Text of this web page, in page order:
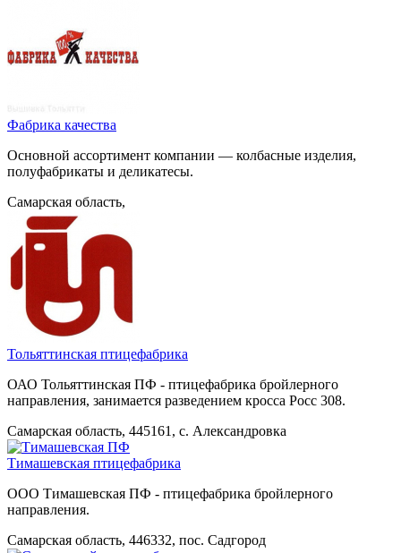
Фабрика качества
Основной ассортимент компании — колбасные изделия,
полуфабрикаты и деликатесы.
Самарская область,
Тольяттинская птицефабрика
ОАО Тольяттинская ПФ - птицефабрика бройлерного
направления, занимается разведением кросса Росс 308.
Самарская область, 445161, с. Александровка
Тимашевская птицефабрика
ООО Тимашевская ПФ - птицефабрика бройлерного
направления.
Самарская область, 446332, пос. Садгород